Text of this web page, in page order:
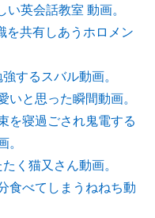
い英会話教室 動画。
を共有しあうホロメン
するスバル動画。
いと思った瞬間動画。
を寝過ごされ鬼電する
。
く猫又さん動画。
食べてしまうねねち動